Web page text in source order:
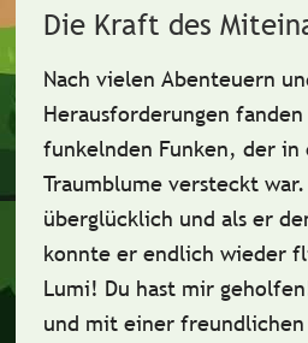
Die Kraft des
Nach vielen Abenteuern
Herausforderungen
funkelnden Funken, der in
Traumblumeversteckt
überglücklich und als er
konnte er endlich wieder
Lumi! Du hast mir
und mit einer